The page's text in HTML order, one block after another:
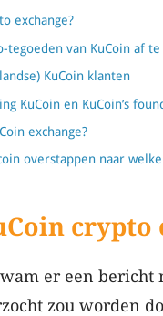
exchange?
van KuCoin af te
KuCoin klanten
KuCoin en KuCoin’s
exchange?
overstappen naar welke
crypto
er een bericht
zou worden